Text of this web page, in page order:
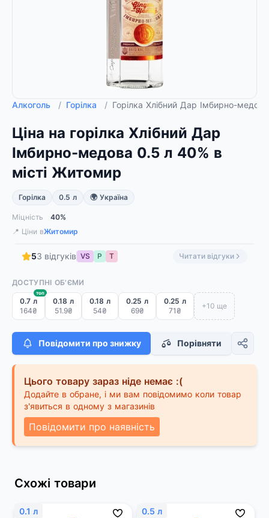
Алкоголь / Горілка / Горілка Хлібний Дар Імбирно-
Ціна на горілка Хлібний Дар
Імбирно-медова 0.5 л 40% в
місті Житомир
Горілка 0.5 л 🌍 Україна
Міцність
40%
📍 Ціни вЖитомир
53 відгуків VS Р Т Читати відгуки
ДОСТУПНІ ОБ'ЄМИ
0.7 л
164₴
топ
0.18 л
51.9₴
0.18 л
54₴
0.25 л
69₴
0.25 л
71₴
+10 ще
Повідомити про знижку Порівняти
Цього товару зараз ніде немає :(
Додайте в обране, і ми вам повідомимо коли товар
з'явиться в одному з магазинів
Повідомити про наявність
Схожі товари
0.1 л 0.5 л